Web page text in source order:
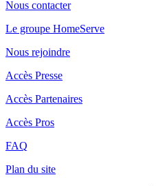
Nous contacter
Le groupe HomeServe
Nous rejoindre
Accès Presse
Accès Partenaires
Accès Pros
FAQ
Plan du site